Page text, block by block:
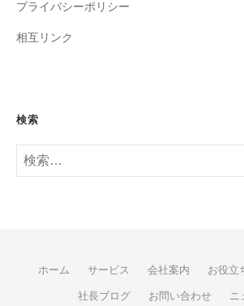
プライバシーポリシー
相互リンク
検索
検
ホーム サービス 会社案内 お役立
社長ブログ お問い合わせ ニ